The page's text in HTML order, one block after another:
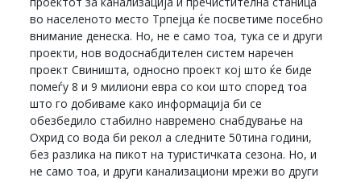
во населеното место Трпејца ќе посветиме посебно
внимание денеска. Но, не е само тоа, тука се и други
проекти, нов водоснабдителен систем наречен
проект Свиништа, односно проект кој што ќе биде
помеѓу 8 и 9 милиони евра со кои што според тоа
што го добиваме како информација би се
обезбедило стабилно навремено снабдување на
Охрид со вода би рекол а следните 50тина години,
без разлика на пикот на туристичката сезона. Но, и
не само тоа, и други канализациони мрежи во други